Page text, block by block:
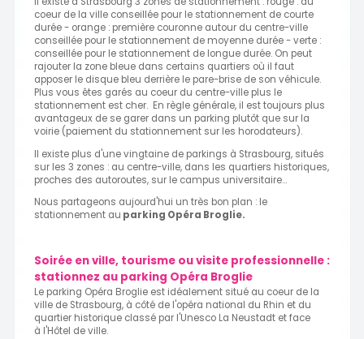
coeur de la ville conseillée pour le stationnement de courte
durée - orange : première couronne autour du centre-ville
conseillée pour le stationnement de moyenne durée - verte :
conseillée pour le stationnement de longue durée. On peut
rajouter la zone bleue dans certains quartiers où il faut
apposer le disque bleu derrière le pare-brise de son véhicule.
Plus vous êtes garés au coeur du centre-ville plus le
stationnement est cher. En règle générale, il est toujours plus
avantageux de se garer dans un parking plutôt que sur la
voirie (paiement du stationnement sur les horodateurs).
Il existe plus d'une vingtaine de parkings à Strasbourg, situés
sur les 3 zones : au centre-ville, dans les quartiers historiques,
proches des autoroutes, sur le campus universitaire...
Nous partageons aujourd'hui un très bon plan : le
stationnement au parking Opéra Broglie.
Soirée en ville, tourisme ou visite professionnelle :
stationnez au parking Opéra Broglie
Le parking Opéra Broglie est idéalement situé au coeur de la
ville de Strasbourg, à côté de l'opéra national du Rhin et du
quartier historique classé par l'Unesco La Neustadt et face
à l'Hôtel de ville.